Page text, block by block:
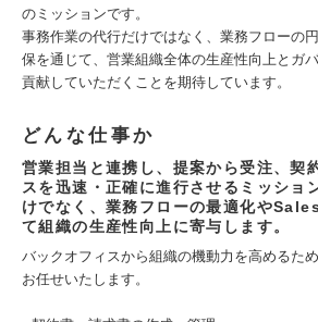
のミッションです。
事務作業の代行だけではなく、業務フローの
保を通じて、営業組織全体の生産性向上とガ
貢献していただくことを期待しています。
どんな仕事か
営業担当と連携し、提案から受注、契
スを迅速・正確に進行させるミッショ
けでなく、業務フローの最適化や
て組織の生産性向上に寄与します。
バックオフィスから組織の機動力を高めるた
お任せいたします。